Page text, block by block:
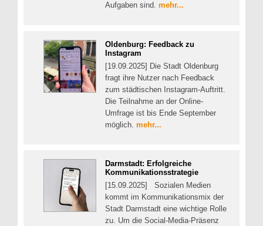
Aufgaben sind. mehr...
Oldenburg: Feedback zu
Instagram
[19.09.2025] Die Stadt Oldenburg
fragt ihre Nutzer nach Feedback
zum städtischen Instagram-Auftritt.
Die Teilnahme an der Online-
Umfrage ist bis Ende September
möglich. mehr...
Darmstadt: Erfolgreiche
Kommunikationsstrategie
[15.09.2025] Sozialen Medien
kommt im Kommunikationsmix der
Stadt Darmstadt eine wichtige Rolle
zu. Um die Social-Media-Präsenz